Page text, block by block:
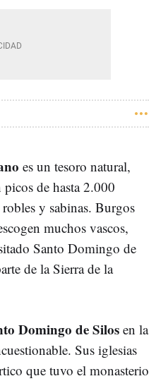
es un tesoro natural,
de hasta 2.000
y sabinas. Burgos
muchos vascos,
Santo Domingo de
de la Sierra de la
Domingo de Silos en la
Sus iglesias
que tuvo el monasterio